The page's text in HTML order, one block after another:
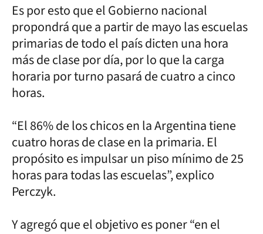
Es por esto que el Gobierno nacional
propondrá que a partir de mayo las escuelas
primarias de todo el país dicten una hora
más de clase por día, por lo que la carga
horaria por turno pasará de cuatro a cinco
horas.
“El 86% de los chicos en la Argentina tiene
cuatro horas de clase en la primaria. El
propósito es impulsar un piso mínimo de 25
horas para todas las escuelas”, explico
Perczyk.
Y agregó que el objetivo es poner “en el